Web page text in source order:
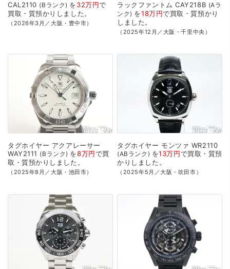
CAL2110
Bランク を32万円で
買取・質預かり しました。
（2026年3月／大阪・豊中市）
ラックファントム CAY218B
Aラ
ンク を18万円で買取・質預かり
しました。
（2025年12月／大阪・千里中央）
タグホイヤー アクアレーサー
WAY2111
Bランク を8万円で買
取・質預かり しました。
（2025年8月／大阪・池田市）
タグホイヤー モンツァ WR2110
ABランク を13万円で買取・質預
かり しました。
（2025年5月／大阪・吹田市）